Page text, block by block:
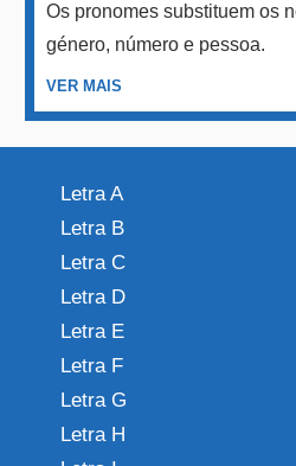
Os pronomes substituem os
género, número e pessoa.
VER MAIS
Letra A
Letra B
Letra C
Letra D
Letra E
Letra F
Letra G
Letra H